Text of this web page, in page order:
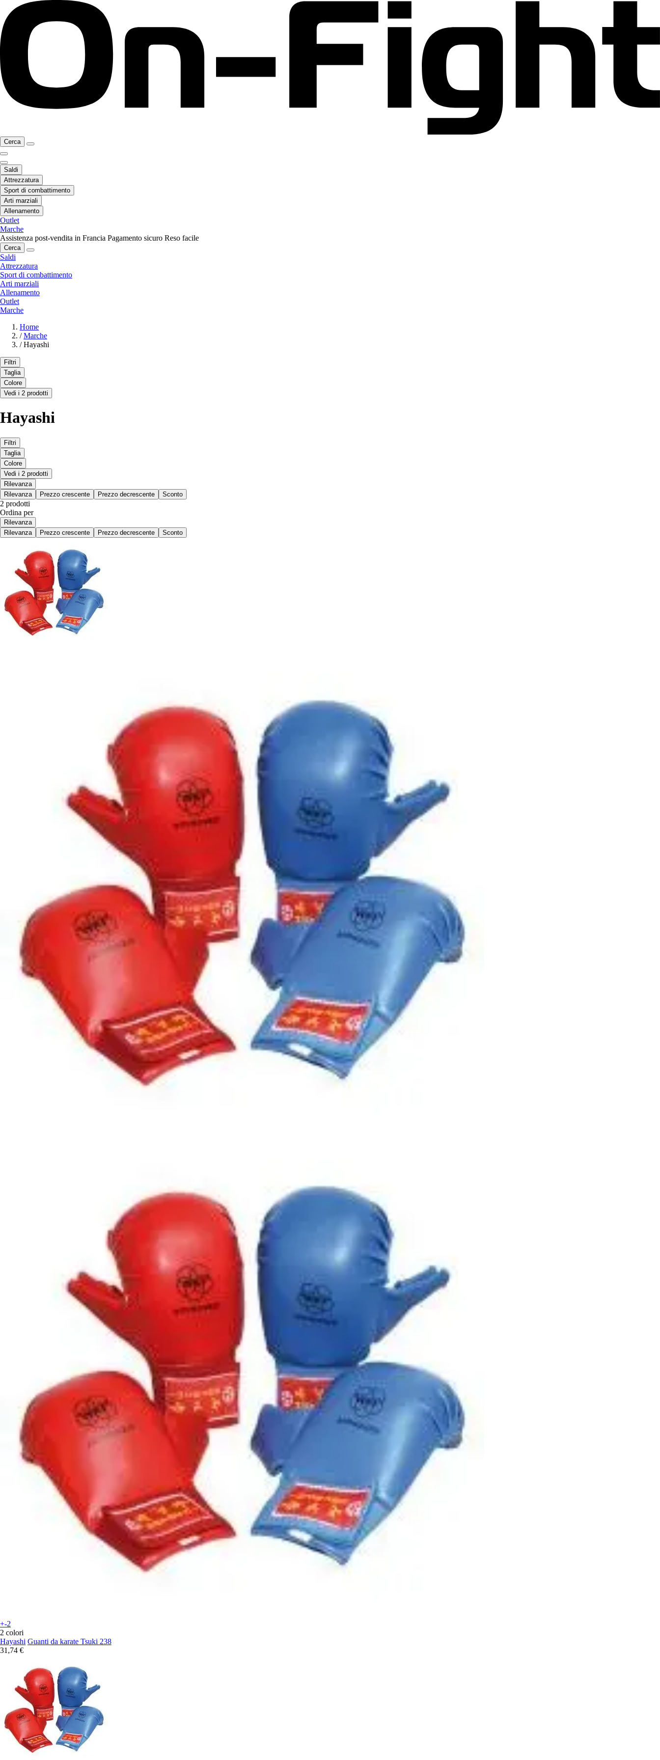
Cerca
Saldi
Attrezzatura
Sport di combattimento
Arti marziali
Allenamento
Outlet
Marche
Assistenza post-vendita in Francia Pagamento sicuro Reso facile
Cerca
Saldi
Attrezzatura
Sport di combattimento
Arti marziali
Allenamento
Outlet
Marche
Home
/ Marche
/ Hayashi
Filtri
Taglia
Colore
Vedi i 2 prodotti
Hayashi
Filtri
Taglia
Colore
Vedi i 2 prodotti
Rilevanza
Rilevanza
Prezzo crescente Prezzo decrescente Sconto
2 prodotti
Ordina per
Rilevanza
Rilevanza
Prezzo crescente Prezzo decrescente Sconto
+-2
2 colori
Hayashi Guanti da karate Tsuki 238
31,74 €